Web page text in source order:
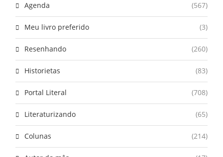
Agenda (567)
Meu livro preferido (3)
Resenhando (260)
Historietas (83)
Portal Literal (708)
Literaturizando (65)
Colunas (214)